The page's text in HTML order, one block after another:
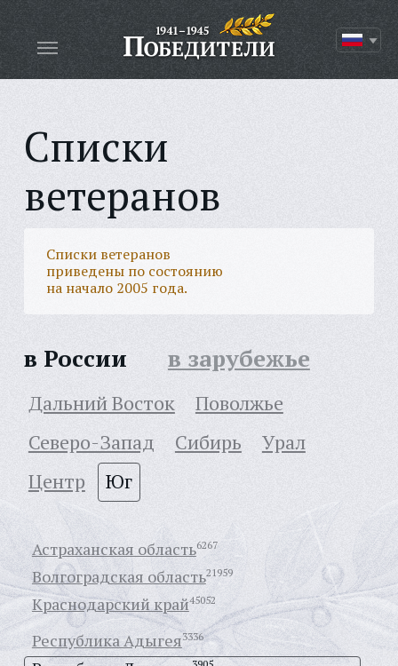
Списки
ветеранов
Списки ветеранов
приведены по состоянию
на начало 2005 года.
в России в зарубежье
Дальний Восток
Поволжье
Северо-Запад
Сибирь
Урал
Центр
Юг
Астраханская область6267
Волгоградская область21959
Краснодарский край45052
Республика Адыгея3336